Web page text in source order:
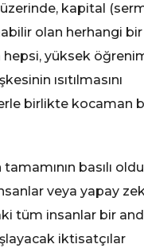
kapital
olan herhangi bir
hepsi, yüksek
ısıtılmasını
birlikte kocaman
basılı
veya yapay
tüm insanlar bir
iktisatçılar